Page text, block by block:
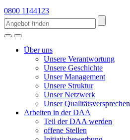
0800 1144123
Über uns
Unsere Verantwortung
Unsere Geschichte
Unser Management
Unsere Struktur
Unser Netzwerk
Unser Qualitätsversprechen
Arbeiten in der DAA
Teil der DAA werden
offene Stellen